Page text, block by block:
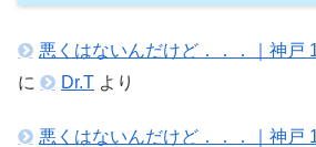
悪くはないんだけど．．．｜神戸
に
Dr.T より
悪くはないんだけど．．．｜神戸